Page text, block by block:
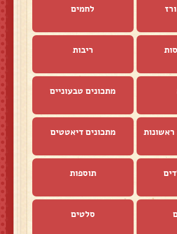
לחמים
ריבות
מתכונים טבעוניים
ראשונות מתכונים דיאטטים
תוספות
סלטים